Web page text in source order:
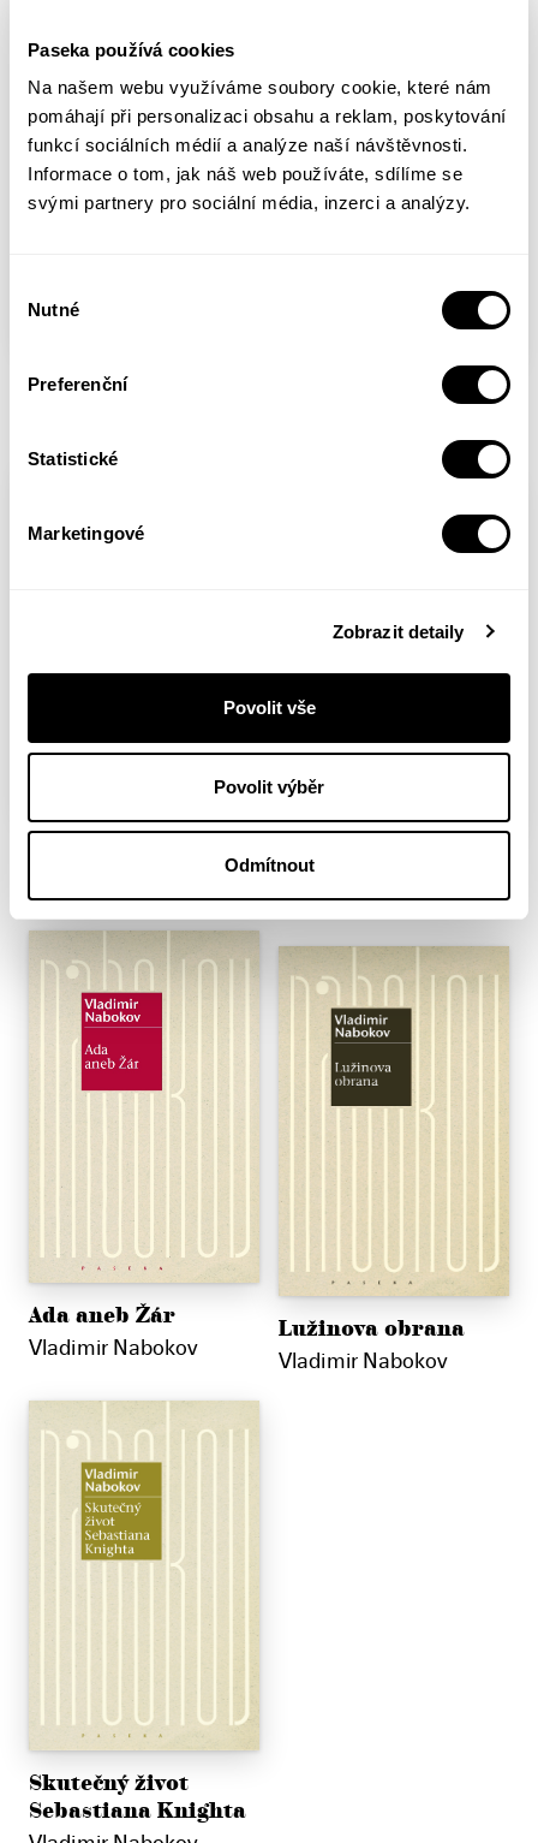
Paseka používá cookies
Na našem webu využíváme soubory cookie, které nám
pomáhají při personalizaci obsahu a reklam, poskytování
funkcí sociálních médií a analýze naší návštěvnosti.
Informace o tom, jak náš web používáte, sdílíme se
svými partnery pro sociální média, inzerci a analýzy.
souhlasu
Nutné
Preferenční
Statistické
Marketingové
Zobrazit detaily
Povolit vše
Povolit výběr
Odmítnout
Průzračné věci
Lolita
Vladimir Nabokov
Ada aneb Žár
Vladimir Nabokov
Lužinova obrana
Vladimir Nabokov
Skutečný život
Sebastiana Knighta